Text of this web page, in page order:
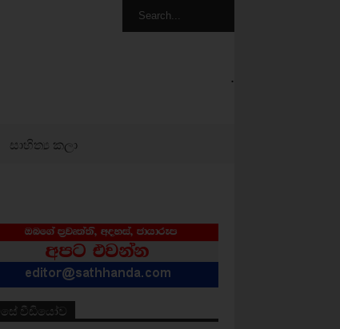
.
සාහිත්‍ය කලා
වීඩියෝව